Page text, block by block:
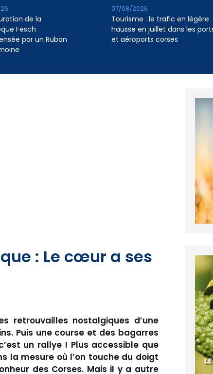
de la
Fesch
par un Ruban
Tourisme : le trafic en légère
hausse en juillet dans les
et aéroports corses
07/08/2026
: Le cœur a ses
retrouvailles nostalgiques d’une
Puis une course et des bagarres
un rallye ! Plus accessible que
la mesure où l’on touche du doigt
des Corses. Mais il y a autre